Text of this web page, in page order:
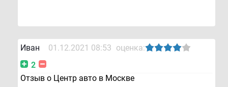
Иван 01.12.2021 08:53 оценка:
2
Отзыв о Центр авто в Москве